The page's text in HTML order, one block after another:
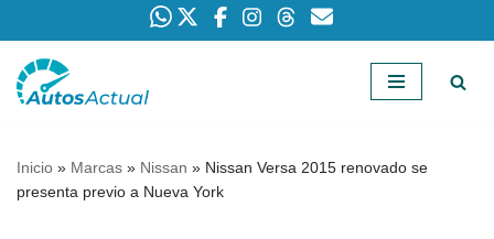
Saltar
Inicio » Marcas » Nissan » Nissan Versa 2015 renovado se
presenta previo a Nueva York